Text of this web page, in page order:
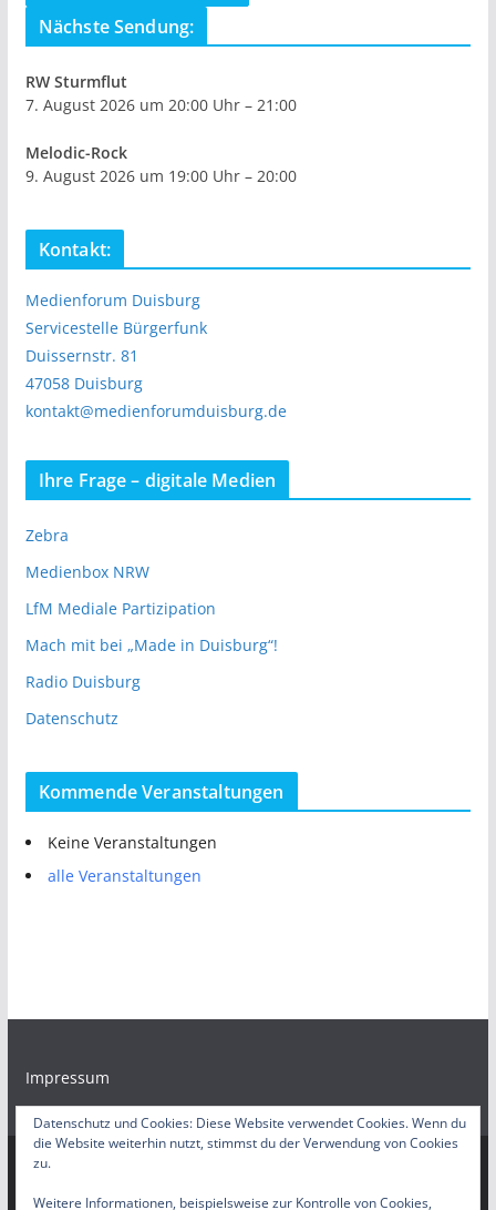
Nächste Sendung:
RW Sturmflut
7. August 2026 um 20:00 Uhr – 21:00
Melodic-Rock
9. August 2026 um 19:00 Uhr – 20:00
Kontakt:
Medienforum Duisburg
Servicestelle Bürgerfunk
Duissernstr. 81
47058 Duisburg
kontakt@medienforumduisburg.de
Ihre Frage – digitale Medien
Zebra
Medienbox NRW
LfM Mediale Partizipation
Mach mit bei „Made in Duisburg“!
Radio Duisburg
Datenschutz
Kommende Veranstaltungen
Keine Veranstaltungen
alle Veranstaltungen
Impressum
Datenschutz und Cookies: Diese Website verwendet Cookies. Wenn du
die Website weiterhin nutzt, stimmst du der Verwendung von Cookies
zu.
Weitere Informationen, beispielsweise zur Kontrolle von Cookies,
Copyright © 2026Bürgerradio Duisburg – Servicestelle